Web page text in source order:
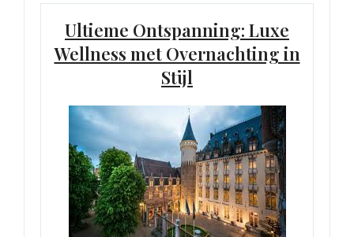
Ultieme Ontspanning: Luxe
Wellness met Overnachting in
Stijl